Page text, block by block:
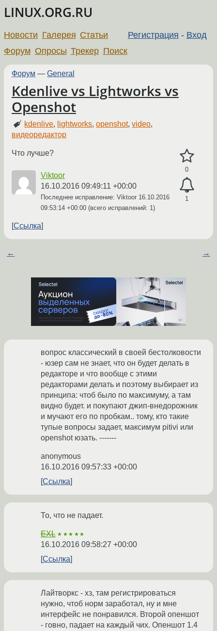
LINUX.ORG.RU
Регистрация - Вход
Новости Галерея Статьи
Форум Опросы Трекер Поиск
Форум — General
Kdenlive vs Lightworks vs
Openshot
kdenlive, lightworks,openshot,video,
видеоредактор
0
1
Что лучше?
Viktoor
16.10.2016 09:49:11 +00:00
Последнее исправление: Viktoor 16.10.2016
09:53:14 +00:00 (всего исправлений: 1)
Ссылка
← →
вопрос классический в своей бестолковости
- юзер сам не знает, что он будет делать в
редакторе и что вообще с этими
редакторами делать и поэтому выбирает из
принципа: чтоб было по максимуму, а там
видно будет. и покупают джип-внедорожник
и мучают его по пробкам.. тому, кто такие
тупые вопросы задает, максимум pitivi или
openshot юзать. -------
anonymous
16.10.2016 09:57:33 +00:00
Ссылка
То, что не падает.
EXL ★★★★★
16.10.2016 09:58:27 +00:00
Ссылка
Лайтворкс - хз, там регистрироваться
нужно, чтоб норм заработал, ну и мне
интерфейс не понравился. Второй опеншот
- говно, падает на каждый чих. Опеншот 1.4